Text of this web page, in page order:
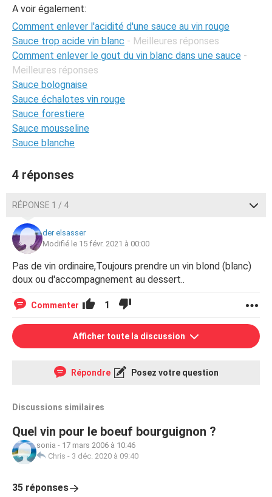
A voir également:
Comment enlever l'acidité d'une sauce au vin rouge
Sauce trop acide vin blanc - Meilleures réponses
Comment enlever le gout du vin blanc dans une sauce -
Meilleures réponses
Sauce bolognaise
Sauce échalotes vin rouge
Sauce forestiere
Sauce mousseline
Sauce blanche
4 réponses
RÉPONSE 1 / 4
der elsasser
Modifié le 15 févr. 2021 à 00:00
Pas de vin ordinaire,Toujours prendre un vin blond (blanc)
doux ou d'accompagnement au dessert..
Commenter 1
Afficher toute la discussion
Répondre Posez votre question
Discussions similaires
Quel vin pour le boeuf bourguignon ?
sonia - 17 mars 2006 à 10:46
Chris - 3 déc. 2020 à 09:40
35 réponses